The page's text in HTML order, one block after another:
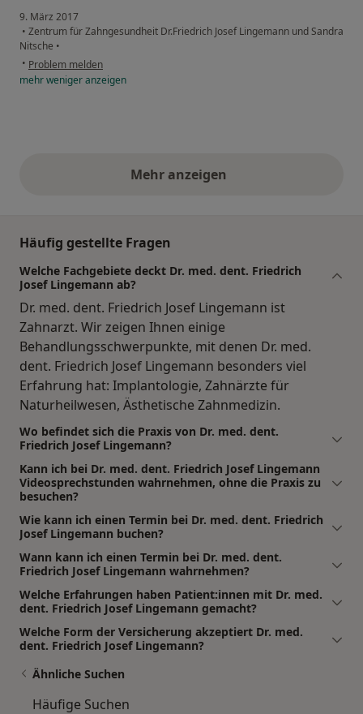
9. März 2017
• Zentrum für Zahngesundheit Dr.Friedrich Josef Lingemann und Sandra
Nitsche •
• Problem melden
mehrwenigeranzeigen
Mehr anzeigenobige Stellungnahmen
Häufig gestellte Fragen
Welche Fachgebiete deckt Dr. med. dent. Friedrich
Josef Lingemann ab?
Dr. med. dent. Friedrich Josef Lingemann ist
Zahnarzt. Wir zeigen Ihnen einige
Behandlungsschwerpunkte, mit denen Dr. med.
dent. Friedrich Josef Lingemann besonders viel
Erfahrung hat: Implantologie, Zahnärzte für
Naturheilwesen, Ästhetische Zahnmedizin.
Wo befindet sich die Praxis von Dr. med. dent.
Friedrich Josef Lingemann?
Kann ich bei Dr. med. dent. Friedrich Josef Lingemann
Videosprechstunden wahrnehmen, ohne die Praxis zu
besuchen?
Wie kann ich einen Termin bei Dr. med. dent. Friedrich
Josef Lingemann buchen?
Wann kann ich einen Termin bei Dr. med. dent.
Friedrich Josef Lingemann wahrnehmen?
Welche Erfahrungen haben Patient:innen mit Dr. med.
dent. Friedrich Josef Lingemann gemacht?
Welche Form der Versicherung akzeptiert Dr. med.
dent. Friedrich Josef Lingemann?
Ähnliche Suchen
Häufige Suchen